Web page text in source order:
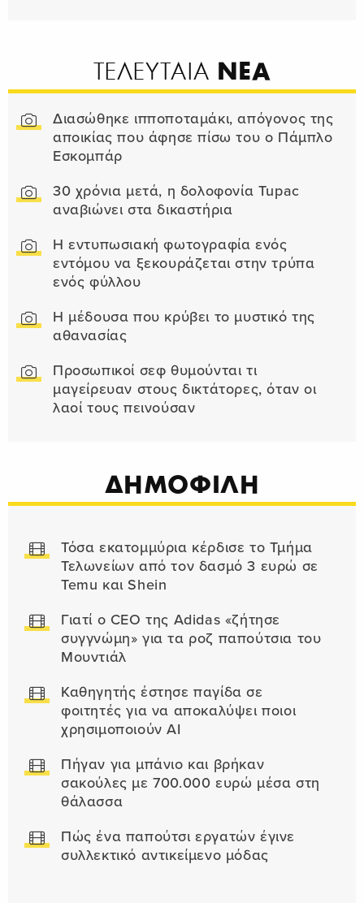
ΤΕΛΕΥΤΑΙΑ ΝΕΑ
Διασώθηκε ιπποποταμάκι, απόγονος της
αποικίας που άφησε πίσω του ο Πάμπλο
Εσκομπάρ
30 χρόνια μετά, η δολοφονία Tupac
αναβιώνει στα δικαστήρια
Η εντυπωσιακή φωτογραφία ενός
εντόμου να ξεκουράζεται στην τρύπα
ενός φύλλου
Η μέδουσα που κρύβει το μυστικό της
αθανασίας
Προσωπικοί σεφ θυμούνται τι
μαγείρευαν στους δικτάτορες, όταν οι
λαοί τους πεινούσαν
ΔΗΜΟΦΙΛΗ
Τόσα εκατομμύρια κέρδισε το Τμήμα
Τελωνείων από τον δασμό 3 ευρώ σε
Temu και Shein
Γιατί ο CEO της Adidas «ζήτησε
συγγνώμη» για τα ροζ παπούτσια του
Μουντιάλ
Καθηγητής έστησε παγίδα σε
φοιτητές για να αποκαλύψει ποιοι
χρησιμοποιούν AI
Πήγαν για μπάνιο και βρήκαν
σακούλες με 700.000 ευρώ μέσα στη
θάλασσα
Πώς ένα παπούτσι εργατών έγινε
συλλεκτικό αντικείμενο μόδας